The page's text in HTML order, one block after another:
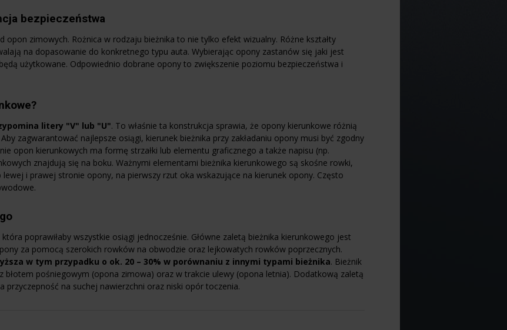
bezpieczeństwa
opon zimowych. Rożnica w rodzaju bieżnika to nie tylko efekt wizualny. Różne kształty
na dopasowanie do konkretnego typu auta. Wybierając opony zastanów się jaki jest
użytkowane. Odpowiednio dobrane opony to zwiększenie poziomu bezpieczeństwa i
litery "V" lub "U". To właśnie ta konstrukcja sprawia, że opony kierunkowe różnią
zagwarantować najlepsze osiągi, kierunek bieżnika przy zakładaniu opony musi być zgodny
opon kierunkowych ma formę strzałki lub elementu graficznego a także napisu (np.
znajdują się na boku. Ważnymi elementami bieżnika kierunkowego są skośne rowki,
i prawej stronie opony, na pierwszy rzut oka wskazujące na kierunek opony. Często
poprawiłaby wszystkie osiągi jednocześnie. Główne zaletą bieżnika kierunkowego jest
za pomocą szerokich rowków na obwodzie oraz lejkowatych rowków poprzecznych.
w tym przypadku o ok. 20 – 30% w porównaniu z innymi typami bieżnika. Bieżnik
błotem pośniegowym (opona zimowa) oraz w trakcie ulewy (opona letnia). Dodatkową zaletą
przyczepność na suchej nawierzchni oraz niski opór toczenia.